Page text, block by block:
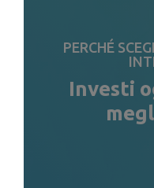
PERCHÉ
Investi